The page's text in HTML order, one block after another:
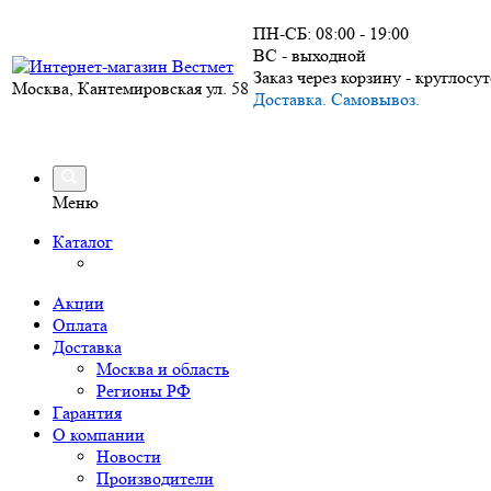
Москва, Кантемировская ул. 58
ПН-СБ: 08:00 - 19:00
ВС - выходной
Заказ через корзину -
Доставка. Самовывоз.
Меню
Каталог
Акции
Оплата
Доставка
Москва и область
Регионы РФ
Гарантия
О компании
Новости
Производители